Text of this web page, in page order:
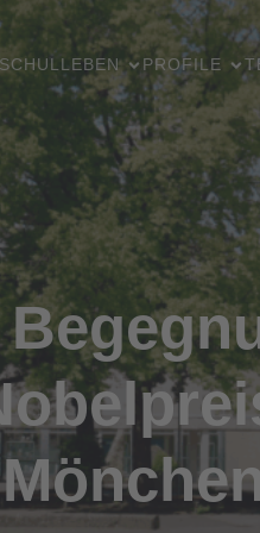
SCHULLEBEN PROFILE